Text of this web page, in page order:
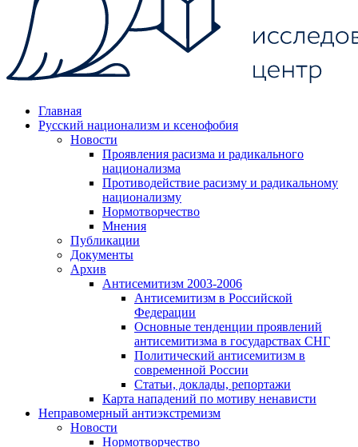
Главная
Русский национализм и ксенофобия
Новости
Проявления расизма и радикального
национализма
Противодействие расизму и радикальному
национализму
Нормотворчество
Мнения
Публикации
Документы
Архив
Антисемитизм 2003-2006
Антисемитизм в Российской
Федерации
Основные тенденции проявлений
антисемитизма в государствах СНГ
Политический антисемитизм в
современной России
Статьи, доклады, репортажи
Карта нападений по мотиву ненависти
Неправомерный антиэкстремизм
Новости
Нормотворчество